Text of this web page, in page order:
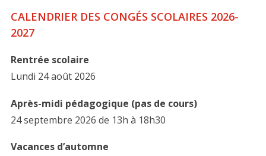
CALENDRIER DES CONGÉS SCOLAIRES 2026-
2027
Rentrée scolaire
Lundi 24 août 2026
Après-midi pédagogique (pas de cours)
24 septembre 2026 de 13h à 18h30
Vacances d’automne